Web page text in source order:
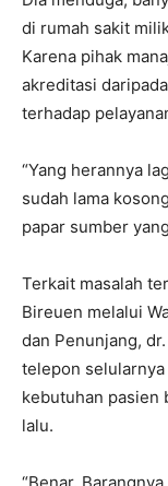
di rumah sakit
Karena pihak
akreditasi
terhadap
“Yang herannya
sudah lama
papar sumber
Terkait masalah
Bireuen melalui
dan Penunjang,
telepon
kebutuhan pasien
lalu.